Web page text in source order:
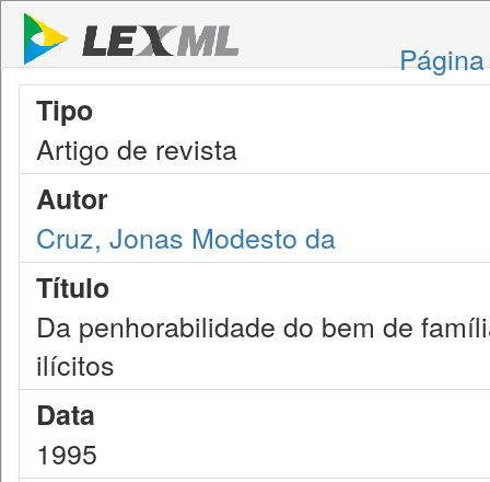
Tipo
Artigo de revista
Autor
Cruz, Jonas Modesto da
Título
Da penhorabilidade do bem de
ilícitos
Data
1995